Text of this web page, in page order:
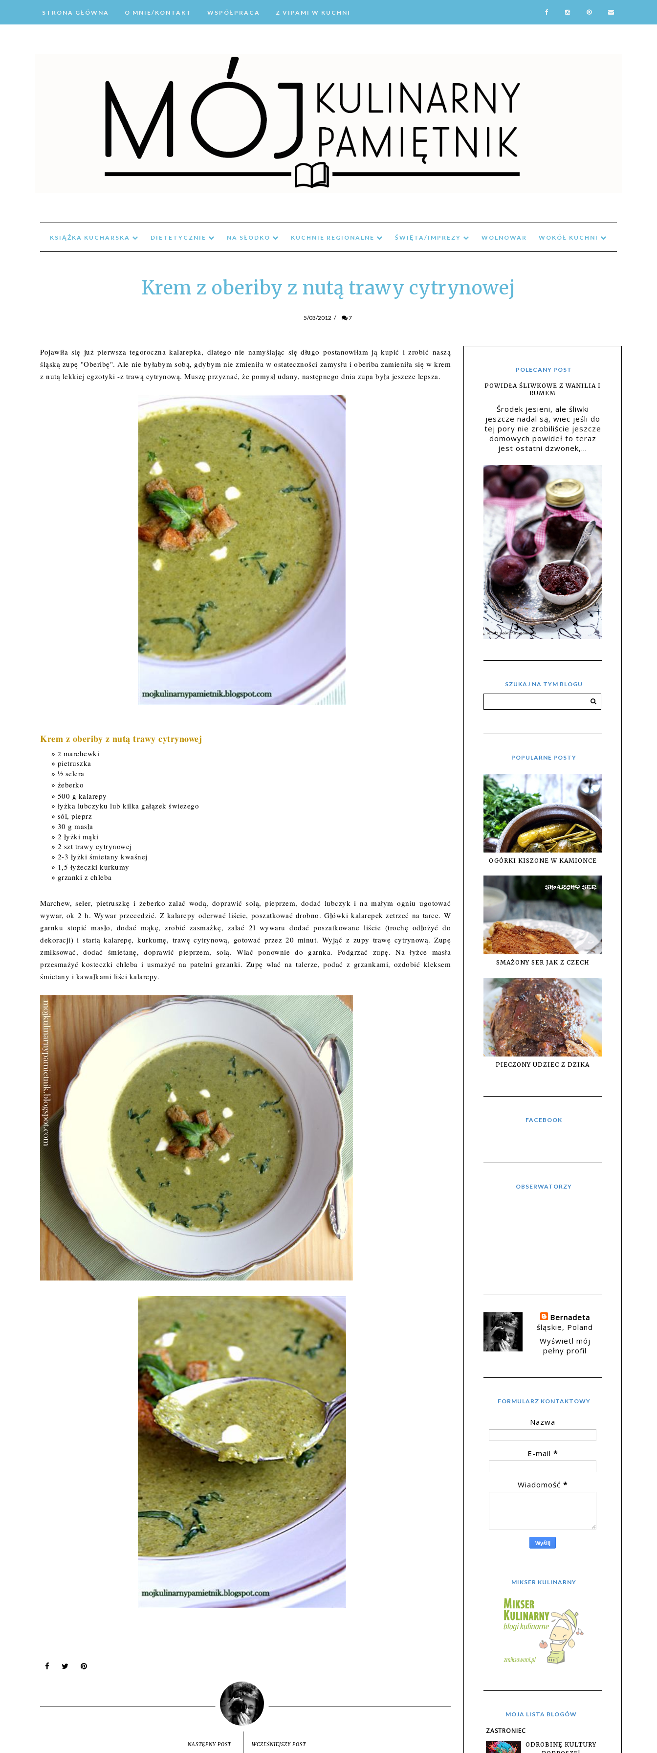
STRONA GŁÓWNA O MNIE/KONTAKT WSPÓŁPRACA Z VIPAMI W KUCHNI
KSIĄŻKA KUCHARSKA DIETETYCZNIE NA SŁODKO KUCHNIE REGIONALNE ŚWIĘTA/IMPREZY WOLNOWAR WOKÓŁ KUCHNI
Krem z oberiby z nutą trawy cytrynowej
5/03/2012 / 7
Pojawiła się już pierwsza tegoroczna kalarepka, dlatego nie namyślając się długo postanowiłam ją kupić i zrobić naszą
śląską zupę "Oberibę". Ale nie byłabym sobą, gdybym nie zmieniła w ostateczności zamysłu i oberiba zamieniła się w krem
z nutą lekkiej egzotyki -z trawą cytrynową. Muszę przyznać, że pomysł udany, następnego dnia zupa była jeszcze lepsza.
Krem z oberiby z nutą trawy cytrynowej
2 marchewki
pietruszka
½ selera
żeberko
500 g kalarepy
łyżka lubczyku lub kilka gałązek świeżego
sól, pieprz
30 g masła
2 łyżki mąki
2 szt trawy cytrynowej
2-3 łyżki śmietany kwaśnej
1,5 łyżeczki kurkumy
grzanki z chleba
Marchew, seler, pietruszkę i żeberko zalać wodą, doprawić solą, pieprzem, dodać lubczyk i na małym ogniu ugotować
wywar, ok 2 h. Wywar przecedzić. Z kalarepy oderwać liście, poszatkować drobno. Główki kalarepek zetrzeć na tarce. W
garnku stopić masło, dodać mąkę, zrobić zasmażkę, zalać 2l wywaru dodać poszatkowane liście (trochę odłożyć do
dekoracji) i startą kalarepę, kurkumę, trawę cytrynową, gotować przez 20 minut. Wyjąć z zupy trawę cytrynową. Zupę
zmiksować, dodać śmietanę, doprawić pieprzem, solą. Wlać ponownie do garnka. Podgrzać zupę. Na łyżce masła
przesmażyć kosteczki chleba i usmażyć na patelni grzanki. Zupę wlać na talerze, podać z grzankami, ozdobić kleksem
śmietany i kawałkami liści kalarepy.
NASTĘPNY POST WCZEŚNIEJSZY POST
POLECANY POST
POWIDŁA ŚLIWKOWE Z WANILIA I
RUMEM
Środek jesieni, ale śliwki
jeszcze nadal są, wiec jeśli do
tej pory nie zrobiliście jeszcze
domowych powideł to teraz
jest ostatni dzwonek,...
SZUKAJ NA TYM BLOGU
POPULARNE POSTY
OGÓRKI KISZONE W KAMIONCE
SMAŻONY SER JAK Z CZECH
PIECZONY UDZIEC Z DZIKA
FACEBOOK
OBSERWATORZY
Bernadeta
śląskie, Poland
Wyświetl mój
pełny profil
FORMULARZ KONTAKTOWY
Nazwa
E-mail *
Wiadomość *
MIKSER KULINARNY
MOJA LISTA BLOGÓW
ZASTRONIEC
ODROBINĘ KULTURY